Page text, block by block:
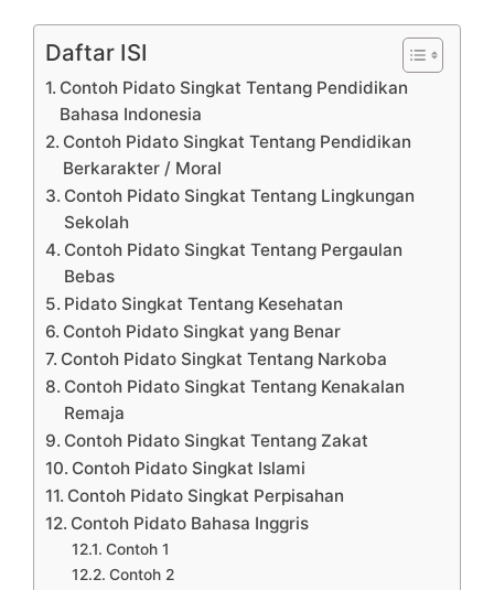
Daftar ISI
Contoh Pidato Singkat Tentang Pendidikan
Bahasa Indonesia
Contoh Pidato Singkat Tentang Pendidikan
Berkarakter / Moral
Contoh Pidato Singkat Tentang Lingkungan
Sekolah
Contoh Pidato Singkat Tentang Pergaulan
Bebas
Pidato Singkat Tentang Kesehatan
Contoh Pidato Singkat yang Benar
Contoh Pidato Singkat Tentang Narkoba
Contoh Pidato Singkat Tentang Kenakalan
Remaja
Contoh Pidato Singkat Tentang Zakat
Contoh Pidato Singkat Islami
Contoh Pidato Singkat Perpisahan
Contoh Pidato Bahasa Inggris
Contoh 1
Contoh 2